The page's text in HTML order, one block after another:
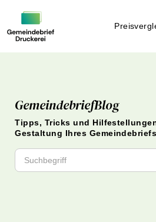
GemeindebriefBlog
Tipps, Tricks und
Gestaltung Ihres Gemeindebriefs